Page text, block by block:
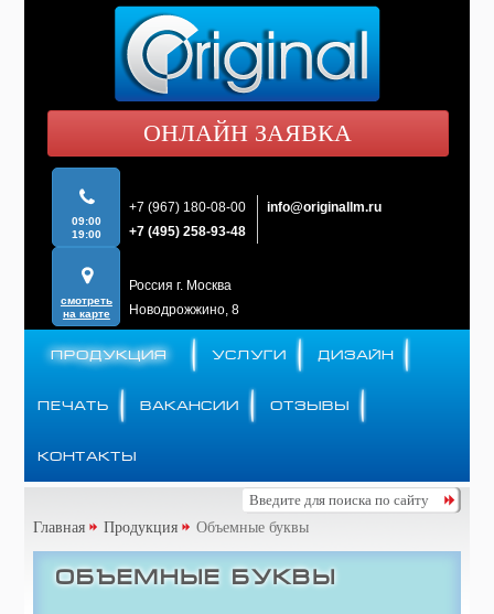
09:00
19:00
+7 (967) 180-08-00
+7 (495) 258-93-48
info@originallm.ru
смотреть
на карте
Россия г. Москва
Новодрожжино, 8
ОНЛАЙН ЗАЯВКА
ПРОДУКЦИЯ УСЛУГИ ДИЗАЙН
ПЕЧАТЬ ВАКАНСИИ ОТЗЫВЫ
КОНТАКТЫ
Главная Продукция Объемные буквы
Объемные буквы